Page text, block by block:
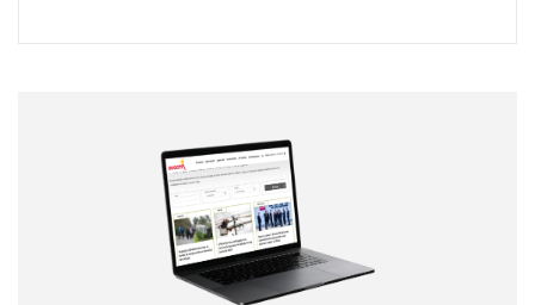
Correo electrónico
Tipo de comentario